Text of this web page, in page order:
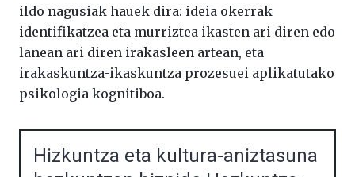
ildo nagusiak hauek dira: ideia okerrak
identifikatzea eta murriztea ikasten ari diren edo
lanean ari diren irakasleen artean, eta
irakaskuntza-ikaskuntza prozesuei aplikatutako
psikologia kognitiboa.
Hizkuntza eta kultura-aniztasuna